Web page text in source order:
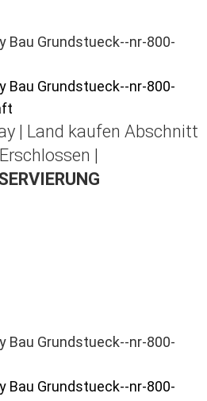
| Land kaufen Abschnitt
|